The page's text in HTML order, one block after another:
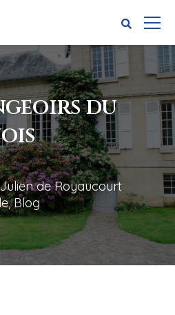
du
de Royaucourt
,Blog